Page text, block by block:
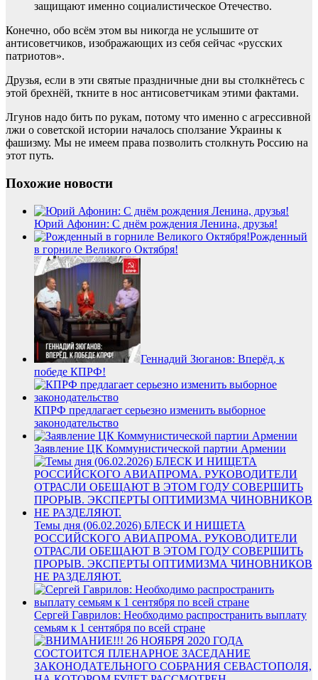
защищают именно социалистическое Отечество.
Конечно, обо всём этом вы никогда не услышите от
антисоветчиков, изображающих из себя сейчас «русских
патриотов».
Друзья, если в эти святые праздничные дни вы столкнётесь с
этой брехнёй, ткните в нос антисоветчикам этими фактами.
Лгунов надо бить по рукам, потому что именно с агрессивной
лжи о советской истории началось сползание Украины к
фашизму. Мы не имеем права позволить столкнуть Россию на
этот путь.
Похожие новости
Юрий Афонин: С днём рождения Ленина, друзья!
Рожденный
в горниле Великого Октября!
Геннадий Зюганов: Вперёд, к
победе КПРФ!
КПРФ предлагает серьезно изменить выборное
законодательство
Заявление ЦК Коммунистической партии Армении
Темы дня (06.02.2026) БЛЕСК И НИЩЕТА
РОССИЙСКОГО АВИАПРОМА. РУКОВОДИТЕЛИ
ОТРАСЛИ ОБЕЩАЮТ В ЭТОМ ГОДУ СОВЕРШИТЬ
ПРОРЫВ. ЭКСПЕРТЫ ОПТИМИЗМА ЧИНОВНИКОВ
НЕ РАЗДЕЛЯЮТ.
Сергей Гаврилов: Необходимо распространить выплату
семьям к 1 сентября по всей стране